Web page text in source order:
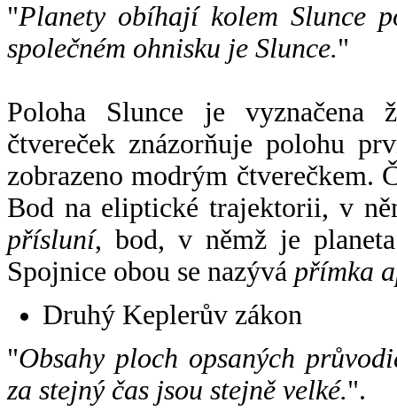
"Planety obíhají kolem Slunce
společném ohnisku je Slunce."
Poloha Slunce je vyznačena
čtvereček znázorňuje polohu
zobrazeno modrým čtverečkem.
Bod na eliptické trajektorii, v
přísluní, bod, v němž je
Spojnice obou se nazývá přímka
Druhý Keplerův zákon
"Obsahy ploch opsaných
za stejný čas jsou stejně velké.".